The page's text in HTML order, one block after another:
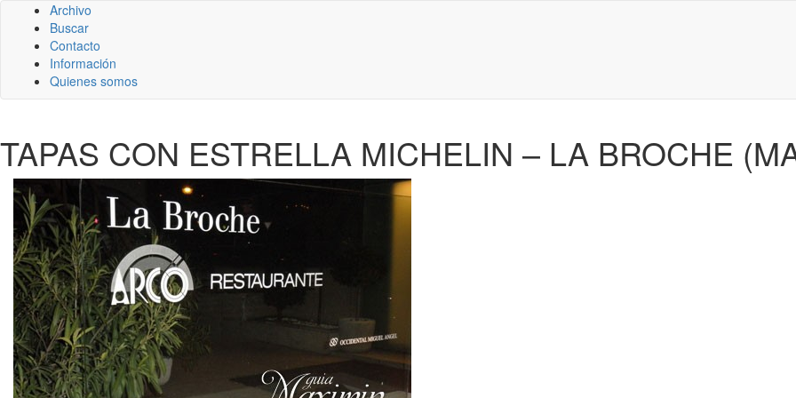
Archivo
Buscar
Contacto
Información
Quienes somos
TAPAS CON ESTRELLA MICHELIN – LA BROCHE